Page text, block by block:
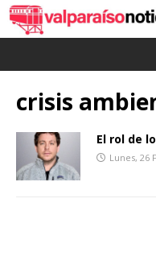
crisis
El rol de
Lunes, 26